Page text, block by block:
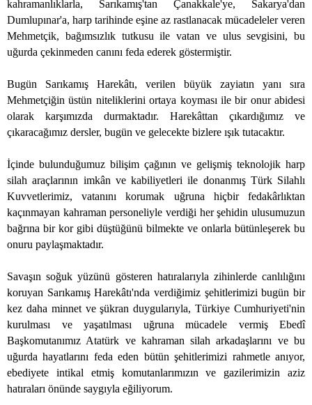
kahramanlıklarla, Sarıkamış'tan Çanakkale'ye, Sakarya'dan
Dumlupınar'a, harp tarihinde eşine az rastlanacak mücadeleler veren
Mehmetçik, bağımsızlık tutkusu ile vatan ve ulus sevgisini, bu
uğurda çekinmeden canını feda ederek göstermiştir.
Bugün Sarıkamış Harekâtı, verilen büyük zayiatın yanı sıra
Mehmetçiğin üstün niteliklerini ortaya koyması ile bir onur abidesi
olarak karşımızda durmaktadır. Harekâttan çıkardığımız ve
çıkaracağımız dersler, bugün ve gelecekte bizlere ışık tutacaktır.
İçinde bulunduğumuz bilişim çağının ve gelişmiş teknolojik harp
silah araçlarının imkân ve kabiliyetleri ile donanmış Türk Silahlı
Kuvvetlerimiz, vatanını korumak uğruna hiçbir fedakârlıktan
kaçınmayan kahraman personeliyle verdiği her şehidin ulusumuzun
bağrına bir kor gibi düştüğünü bilmekte ve onlarla bütünleşerek bu
onuru paylaşmaktadır.
Savaşın soğuk yüzünü gösteren hatıralarıyla zihinlerde canlılığını
koruyan Sarıkamış Harekâtı'nda verdiğimiz şehitlerimizi bugün bir
kez daha minnet ve şükran duygularıyla, Türkiye Cumhuriyeti'nin
kurulması ve yaşatılması uğruna mücadele vermiş Ebedî
Başkomutanımız Atatürk ve kahraman silah arkadaşlarını ve bu
uğurda hayatlarını feda eden bütün şehitlerimizi rahmetle anıyor,
ebediyete intikal etmiş komutanlarımızın ve gazilerimizin aziz
hatıraları önünde saygıyla eğiliyorum.